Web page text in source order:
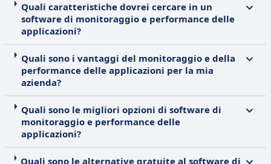
Quali caratteristiche dovrei cercare in un
software di monitoraggio e performance delle
applicazioni?
Quali sono i vantaggi del monitoraggio e della
performance delle applicazioni per la mia
azienda?
Quali sono le migliori opzioni di software di
monitoraggio e performance delle
applicazioni?
Quali sono le alternative gratuite al software di